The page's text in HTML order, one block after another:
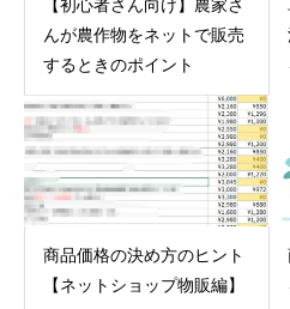
【初心者さん向け】農家さ
んが農作物をネットで販売
するときのポイント
商品価格の決め方のヒント
【ネットショップ物販編】